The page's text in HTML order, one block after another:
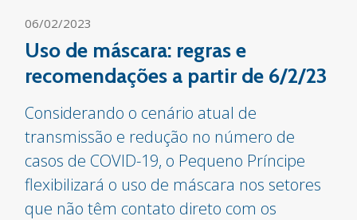
06/02/2023
Uso de máscara: regras e
recomendações a partir de 6/2/23
Considerando o cenário atual de
transmissão e redução no número de
casos de COVID-19, o Pequeno Príncipe
flexibilizará o uso de máscara nos setores
que não têm contato direto com os